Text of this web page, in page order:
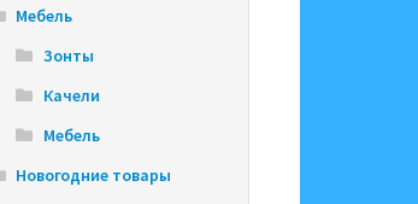
Мебель
Зонты
Качели
Мебель
Новогодние товары